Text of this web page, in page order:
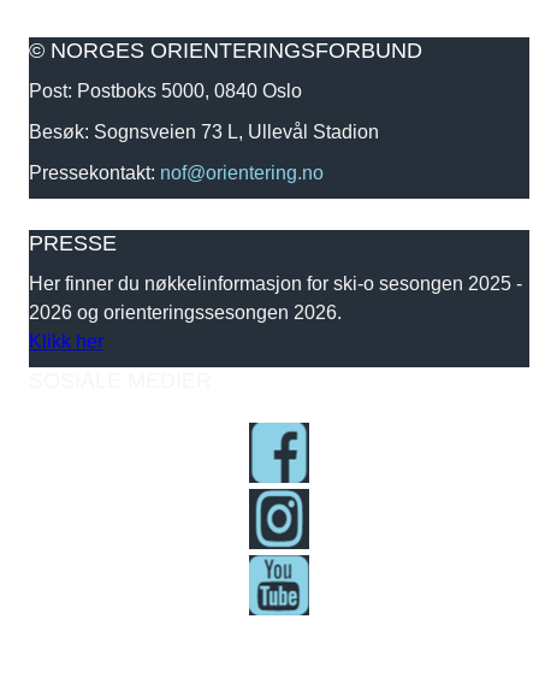
© NORGES ORIENTERINGSFORBUND
Post: Postboks 5000, 0840 Oslo
Besøk: Sognsveien 73 L, Ullevål Stadion
Pressekontakt: nof@orientering.no
PRESSE
Her finner du nøkkelinformasjon for ski-o sesongen 2025 -
2026 og orienteringssesongen 2026.
Klikk her